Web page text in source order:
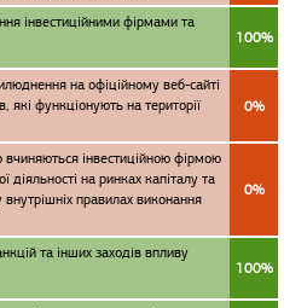
інвестиційними фірмами та
100%
на офіційному веб-сайті
функціонують на території
0%
інвестиційною фірмою
на ринках капіталу та
правилах виконання
0%
та інших заходів впливу
100%